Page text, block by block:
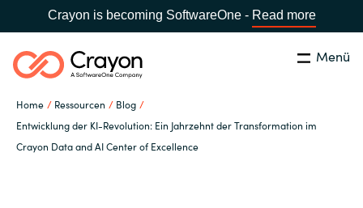
Crayon is becoming SoftwareOne - Read more
Menü
Home Ressourcen
Blog
Entwicklung der KI-Revolution: Ein Jahrzehnt der Transformation im
Crayon Data and AI Center of Excellence
Suchen Schließen
Unsere Expertise